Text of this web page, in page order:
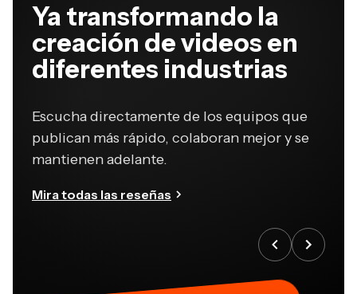
Ya transformando la
creación de videos en
diferentes industrias
Escucha directamente de los equipos que
publican más rápido, colaboran mejor y se
mantienen adelante.
Mira todas las reseñas